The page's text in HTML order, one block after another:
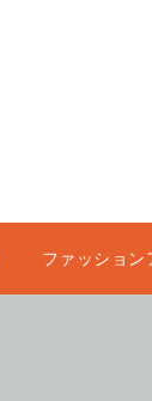
ファッション